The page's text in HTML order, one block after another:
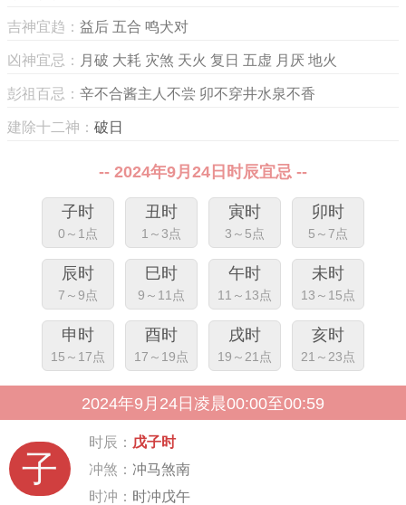
吉神宜趋： 益后 五合 鸣犬对
凶神宜忌： 月破 大耗 灾煞 天火 复日 五虚 月厌 地火
彭祖百忌： 辛不合酱主人不尝 卯不穿井水泉不香
建除十二神： 破日
-- 2024年9月24日时辰宜忌 --
子时
0～1点
丑时
1～3点
寅时
3～5点
卯时
5～7点
辰时
7～9点
巳时
9～11点
午时
11～13点
未时
13～15点
申时
15～17点
酉时
17～19点
戌时
19～21点
亥时
21～23点
2024年9月24日凌晨00:00至00:59
子
时辰： 戊子时
冲煞： 冲马煞南
时冲： 时冲戊午